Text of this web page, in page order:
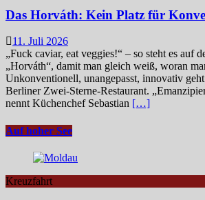
Das Horváth: Kein Platz für
11. Juli 2026
„Fuck caviar, eat veggies!“ – so steht es auf
„Horváth“, damit man gleich weiß, woran
Unkonventionell, unangepasst, innovativ
Berliner Zwei-Sterne-Restaurant.
nennt Küchenchef Sebastian […]
Auf hoher See
Kreuzfahrt